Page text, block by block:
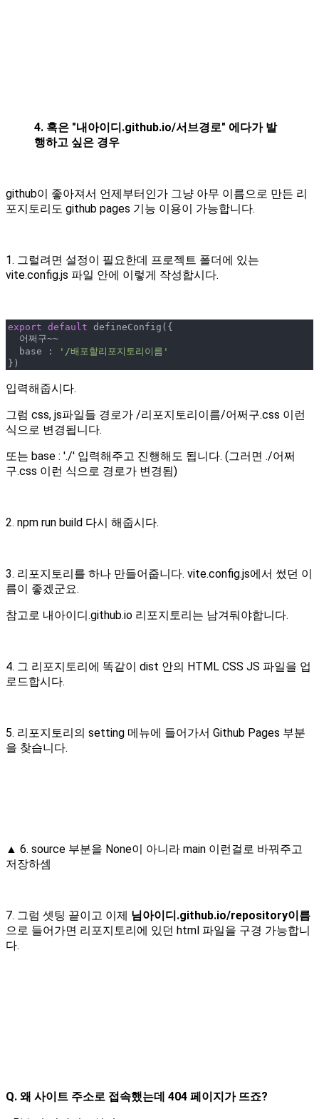
4. 혹은 "내아이디.github.io/서브경로" 에다가 발
행하고 싶은 경우
github이 좋아져서 언제부터인가 그냥 아무 이름으로 만든 리
포지토리도 github pages 기능 이용이 가능합니다.
1. 그럴려면 설정이 필요한데 프로젝트 폴더에 있는
vite.config.js 파일 안에 이렇게 작성합시다.
export default defineConfig({
  어쩌구~~
  base :
'/배포할리포지토리이름'
})
입력해줍시다.
그럼 css, js파일들 경로가 /리포지토리이름/어쩌구.css 이런
식으로 변경됩니다.
또는 base : './' 입력해주고 진행해도 됩니다. (그러면 ./어쩌
구.css 이런 식으로 경로가 변경됨)
2. npm run build 다시 해줍시다.
3. 리포지토리를 하나 만들어줍니다. vite.config.js에서 썼던 이
름이 좋겠군요.
참고로 내아이디.github.io 리포지토리는 남겨둬야합니다.
4. 그 리포지토리에 똑같이 dist 안의 HTML CSS JS 파일을 업
로드합시다.
5. 리포지토리의 setting 메뉴에 들어가서 Github Pages 부분
을 찾습니다.
▲ 6. source 부분을 None이 아니라 main 이런걸로 바꿔주고
저장하셈
7. 그럼 셋팅 끝이고 이제 님아이디.github.io/repository이름
으로 들어가면 리포지토리에 있던 html 파일을 구경 가능합니
다.
Q. 왜 사이트 주소로 접속했는데 404 페이지가 뜨죠?